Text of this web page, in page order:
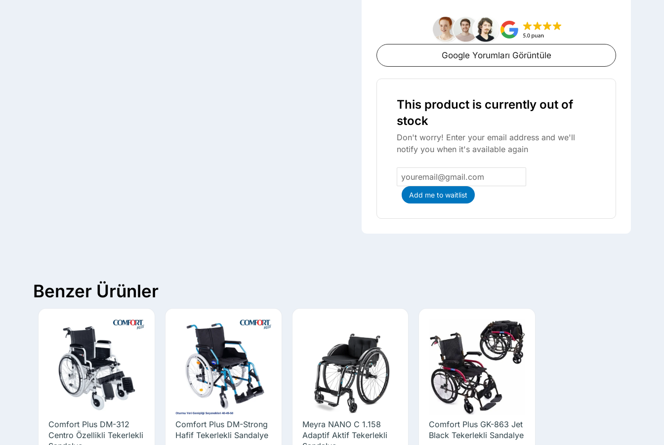
Google Yorumları Görüntüle
This product is currently out of
stock
Don't worry! Enter your email address and we'll
notify you when it's available again
Add me to waitlist
Benzer Ürünler
Comfort Plus DM-312
Centro Özellikli Tekerlekli
Comfort Plus DM-Strong
Hafif Tekerlekli Sandalye
Meyra NANO C 1.158
Adaptif Aktif Tekerlekli
Comfort Plus GK-863 Jet
Black Tekerlekli Sandalye